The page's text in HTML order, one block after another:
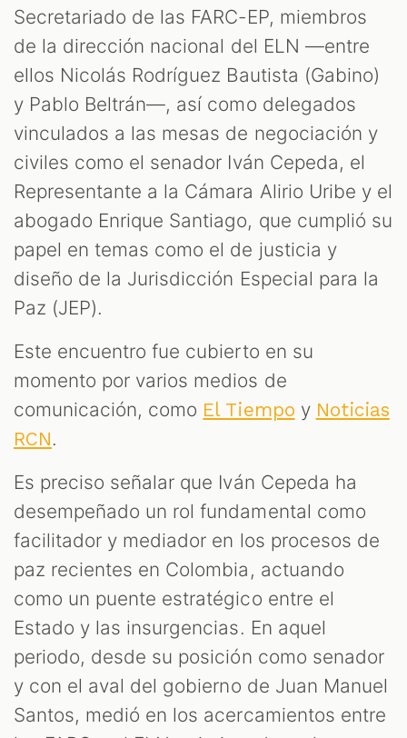
Secretariado de las FARC-EP, miembros
de la dirección nacional del ELN —entre
ellos Nicolás Rodríguez Bautista (Gabino)
y Pablo Beltrán—, así como delegados
vinculados a las mesas de negociación y
civiles como el senador Iván Cepeda, el
Representante a la Cámara Alirio Uribe y el
abogado Enrique Santiago, que cumplió su
papel en temas como el de justicia y
diseño de la Jurisdicción Especial para la
Paz (JEP).
Este encuentro fue cubierto en su
momento por varios medios de
comunicación, como El Tiempo y Noticias
RCN.
Es preciso señalar que Iván Cepeda ha
desempeñado un rol fundamental como
facilitador y mediador en los procesos de
paz recientes en Colombia, actuando
como un puente estratégico entre el
Estado y las insurgencias. En aquel
periodo, desde su posición como senador
y con el aval del gobierno de Juan Manuel
Santos, medió en los acercamientos entre